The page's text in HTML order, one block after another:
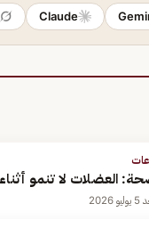
Claude
العضلات لا تنمو
2026